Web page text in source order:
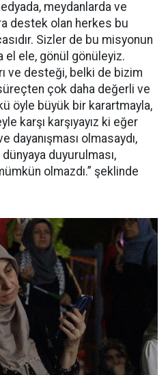
meydanlarda ve
destek olan herkes bu
Sizler de bu misyonun
el ele, gönül gönüleyiz.
ve desteği, belki de bizim
çok daha değerli ve
öyle büyük bir karartmayla,
karşı karşıyayız ki eğer
dayanışması olmasaydı,
dünyaya duyurulması,
olmazdı.” şeklinde